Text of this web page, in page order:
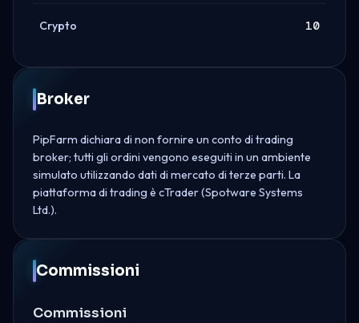
Crypto 10
Broker
PipFarm dichiara di non fornire un conto di trading
broker; tutti gli ordini vengono eseguiti in un ambiente
simulato utilizzando dati di mercato di terze parti. La
piattaforma di trading è cTrader (Spotware Systems
Ltd.).
Commissioni
Commissioni